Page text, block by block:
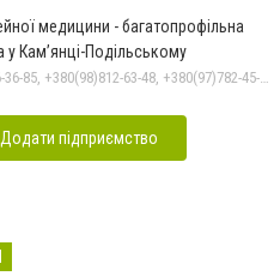
медицини - багатопрофільна
у Кам’янці-Подільському
Додати підприємство